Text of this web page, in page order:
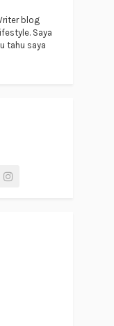
blog
Saya
tahu saya